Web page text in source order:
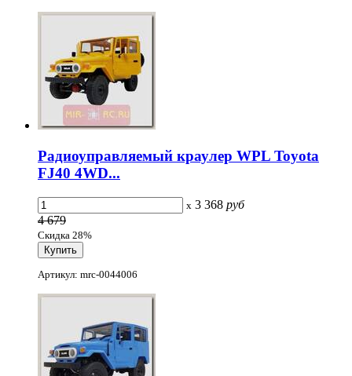
Радиоуправляемый краулер WPL Toyota
FJ40 4WD...
x 3 368 руб
4 679
Скидка 28%
Артикул: mrc-0044006